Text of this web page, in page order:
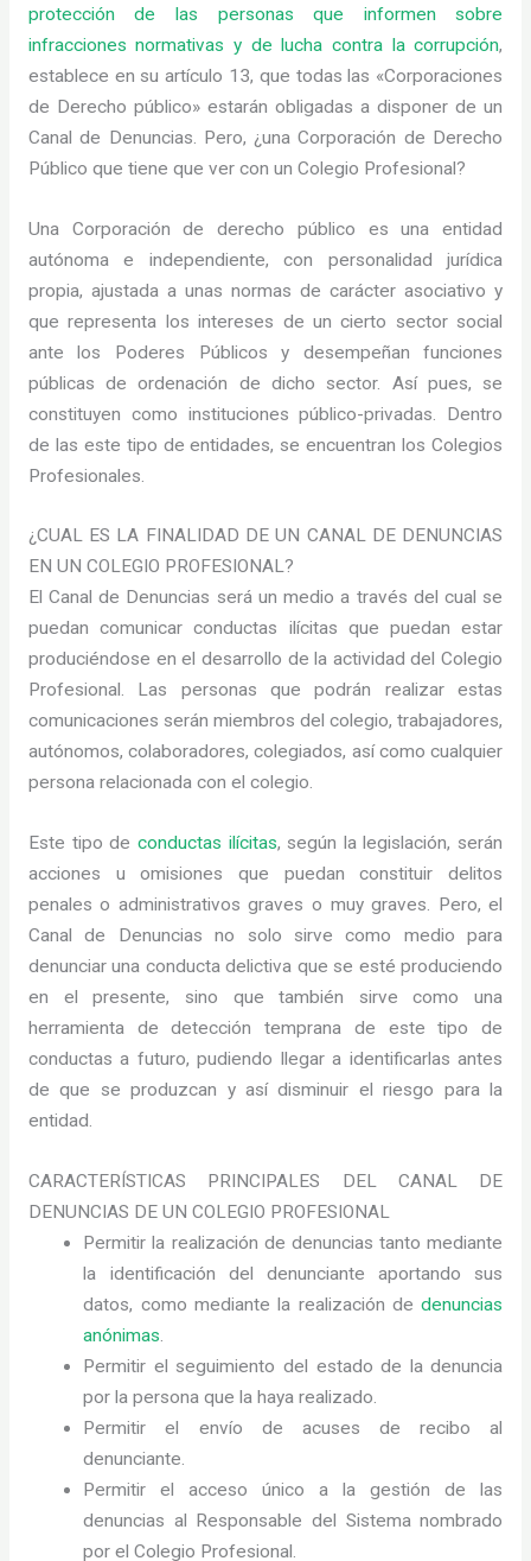
protección de las personas que informen sobre
infracciones normativas y de lucha contra la corrupción,
establece en su artículo 13, que todas las «Corporaciones
de Derecho público» estarán obligadas a disponer de un
Canal de Denuncias. Pero, ¿una Corporación de Derecho
Público que tiene que ver con un Colegio Profesional?
Una Corporación de derecho público es una entidad
autónoma e independiente, con personalidad jurídica
propia, ajustada a unas normas de carácter asociativo y
que representa los intereses de un cierto sector social
ante los Poderes Públicos y desempeñan funciones
públicas de ordenación de dicho sector. Así pues, se
constituyen como instituciones público-privadas. Dentro
de las este tipo de entidades, se encuentran los Colegios
Profesionales.
¿CUAL ES LA FINALIDAD DE UN CANAL DE DENUNCIAS
EN UN COLEGIO PROFESIONAL?
El Canal de Denuncias será un medio a través del cual se
puedan comunicar conductas ilícitas que puedan estar
produciéndose en el desarrollo de la actividad del Colegio
Profesional. Las personas que podrán realizar estas
comunicaciones serán miembros del colegio, trabajadores,
autónomos, colaboradores, colegiados, así como cualquier
persona relacionada con el colegio.
Este tipo de conductas ilícitas, según la legislación, serán
acciones u omisiones que puedan constituir delitos
penales o administrativos graves o muy graves. Pero, el
Canal de Denuncias no solo sirve como medio para
denunciar una conducta delictiva que se esté produciendo
en el presente, sino que también sirve como una
herramienta de detección temprana de este tipo de
conductas a futuro, pudiendo llegar a identificarlas antes
de que se produzcan y así disminuir el riesgo para la
entidad.
CARACTERÍSTICAS PRINCIPALES DEL CANAL DE
DENUNCIAS DE UN COLEGIO PROFESIONAL
Permitir la realización de denuncias tanto mediante
la identificación del denunciante aportando sus
datos, como mediante la realización dedenuncias
anónimas.
Permitir el seguimiento del estado de la denuncia
por la persona que la haya realizado.
Permitir el envío de acuses de recibo al
denunciante.
Permitir el acceso único a la gestión de las
denuncias al Responsable del Sistema nombrado
por el Colegio Profesional.